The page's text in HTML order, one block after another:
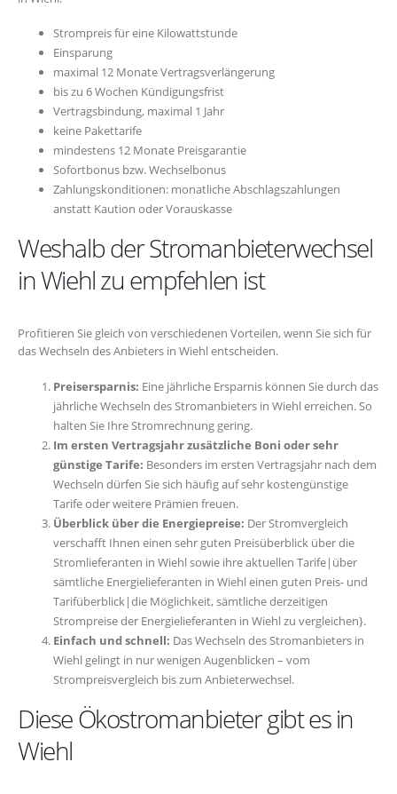
Strompreis für eine Kilowattstunde
Einsparung
maximal 12 Monate Vertragsverlängerung
bis zu 6 Wochen Kündigungsfrist
Vertragsbindung, maximal 1 Jahr
keine Pakettarife
mindestens 12 Monate Preisgarantie
Sofortbonus bzw. Wechselbonus
Zahlungskonditionen: monatliche Abschlagszahlungen
anstatt Kaution oder Vorauskasse
Weshalb der Stromanbieterwechsel
in Wiehl zu empfehlen ist
Profitieren Sie gleich von verschiedenen Vorteilen, wenn Sie sich für
das Wechseln des Anbieters in Wiehl entscheiden.
Preisersparnis: Eine jährliche Ersparnis können Sie durch das
jährliche Wechseln des Stromanbieters in Wiehl erreichen. So
halten Sie Ihre Stromrechnung gering.
Im ersten Vertragsjahr zusätzliche Boni oder sehr
günstige Tarife: Besonders im ersten Vertragsjahr nach dem
Wechseln dürfen Sie sich häufig auf sehr kostengünstige
Tarife oder weitere Prämien freuen.
Überblick über die Energiepreise: Der Stromvergleich
verschafft Ihnen einen sehr guten Preisüberblick über die
Stromlieferanten in Wiehl sowie ihre aktuellen Tarife|über
sämtliche Energielieferanten in Wiehl einen guten Preis- und
Tarifüberblick|die Möglichkeit, sämtliche derzeitigen
Strompreise der Energielieferanten in Wiehl zu vergleichen}.
Einfach und schnell: Das Wechseln des Stromanbieters in
Wiehl gelingt in nur wenigen Augenblicken – vom
Strompreisvergleich bis zum Anbieterwechsel.
Diese Ökostromanbieter gibt es in
Wiehl